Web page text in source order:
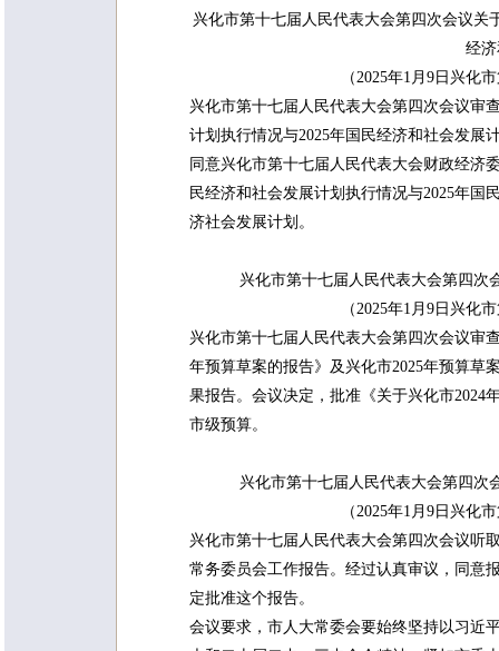
兴化市第十七届人民代表大会第四次会议关
经
（2025年1月9日兴化
兴化市第十七届人民代表大会第四次会议审
计划执行情况与2025年国民经济和社会发展
同意兴化市第十七届人民代表大会财政经济
民经济和社会发展计划执行情况与2025年国
济社会发展计划。
兴化市第十七届人民代表大会第四次
（2025年1月9日兴化
兴化市第十七届人民代表大会第四次会议审
年预算草案的报告》及兴化市2025年预算草
果报告。会议决定，批准《关于兴化市2024
市级预算。
兴化市第十七届人民代表大会第四次
（2025年1月9日兴化
兴化市第十七届人民代表大会第四次会议听
常务委员会工作报告。经过认真审议，同意
定批准这个报告。
会议要求，市人大常委会要始终坚持以习近